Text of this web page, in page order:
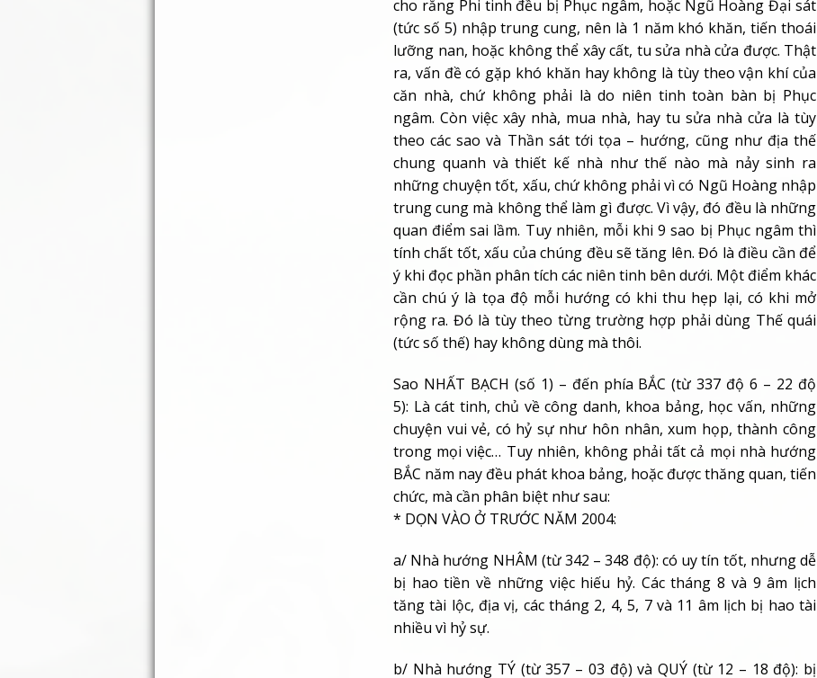
cho rằng Phi tinh đều bị Phục ngâm, hoặc Ngũ Hoàng Đại sát
(tức số 5) nhập trung cung, nên là 1 năm khó khăn, tiến thoái
lưỡng nan, hoặc không thể xây cất, tu sửa nhà cửa được. Thật
ra, vấn đề có gặp khó khăn hay không là tùy theo vận khí của
căn nhà, chứ không phải là do niên tinh toàn bàn bị Phục
ngâm. Còn việc xây nhà, mua nhà, hay tu sửa nhà cửa là tùy
theo các sao và Thần sát tới tọa – hướng, cũng như địa thế
chung quanh và thiết kế nhà như thế nào mà nảy sinh ra
những chuyện tốt, xấu, chứ không phải vì có Ngũ Hoàng nhập
trung cung mà không thể làm gì được. Vì vậy, đó đều là những
quan điểm sai lầm. Tuy nhiên, mỗi khi 9 sao bị Phục ngâm thì
tính chất tốt, xấu của chúng đều sẽ tăng lên. Đó là điều cần để
ý khi đọc phần phân tích các niên tinh bên dưới. Một điểm khác
cần chú ý là tọa độ mỗi hướng có khi thu hẹp lại, có khi mở
rộng ra. Đó là tùy theo từng trường hợp phải dùng Thế quái
(tức số thế) hay không dùng mà thôi.
Sao NHẤT BẠCH (số 1) – đến phía BẮC (từ 337 độ 6 – 22 độ
5): Là cát tinh, chủ về công danh, khoa bảng, học vấn, những
chuyện vui vẻ, có hỷ sự như hôn nhân, xum họp, thành công
trong mọi việc… Tuy nhiên, không phải tất cả mọi nhà hướng
BẮC năm nay đều phát khoa bảng, hoặc được thăng quan, tiến
chức, mà cần phân biệt như sau:
* DỌN VÀO Ở TRƯỚC NĂM 2004:
a/ Nhà hướng NHÂM (từ 342 – 348 độ): có uy tín tốt, nhưng dễ
bị hao tiền về những việc hiếu hỷ. Các tháng 8 và 9 âm lịch
tăng tài lộc, địa vị, các tháng 2, 4, 5, 7 và 11 âm lịch bị hao tài
nhiều vì hỷ sự.
b/ Nhà hướng TÝ (từ 357 – 03 độ) và QUÝ (từ 12 – 18 độ): bị